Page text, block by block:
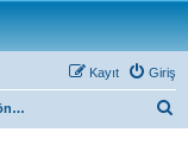
Giriş
Kayıt
Bir Mesaj Panosu Yöneticisi ile iletişime geçin